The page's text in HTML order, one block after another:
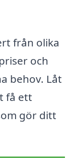
från olika
och
behov. Låt
få ett
gör ditt